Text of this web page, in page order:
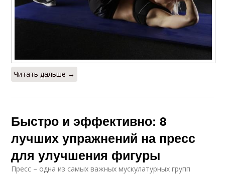
Читать дальше →
Быстро и эффективно: 8
лучших упражнений на пресс
для улучшения фигуры
Пресс – одна из самых важных мускулатурных групп